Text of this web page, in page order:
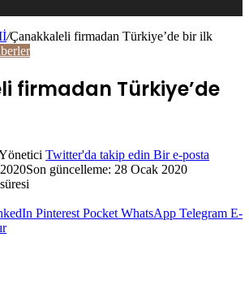
/Çanakkaleli firmadan Türkiye’de bir ilk
firmadan Türkiye’de
Twitter'da takip edin Bir e-posta
Son güncelleme: 28 Ocak 2020
Pinterest Pocket WhatsApp Telegram E-